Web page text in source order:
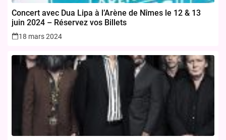
Concert avec Dua Lipa à l’Arène de Nîmes le 12 & 13
juin 2024 – Réservez vos Billets
18 mars 2024